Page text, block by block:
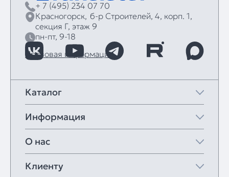
+ 7 (495) 234 07 70
Красногорск, б‑р Строителей, 4, корп. 1,
секция Г, этаж 9
пн-пт, 9-18
Правовая информация
Каталог
Информация
О нас
Клиенту